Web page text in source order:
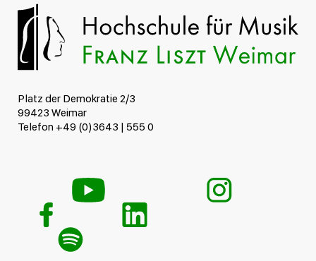
Platz der Demokratie 2/3
99423 Weimar
Telefon +49 (0)3643 | 555 0